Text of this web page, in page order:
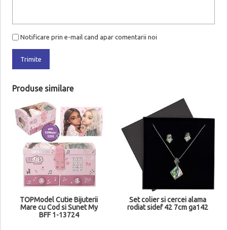
Notificare prin e-mail cand apar comentarii noi
Trimite
Produse similare
TOPModel Cutie Bijuterii
Mare cu Cod si Sunet My
BFF 1-13724
Set colier si cercei alama
rodiat sidef 42 7cm ga142